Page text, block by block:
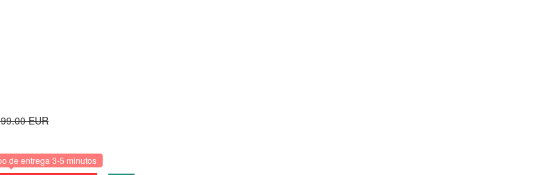
EUR
de entrega 3-5 minutos